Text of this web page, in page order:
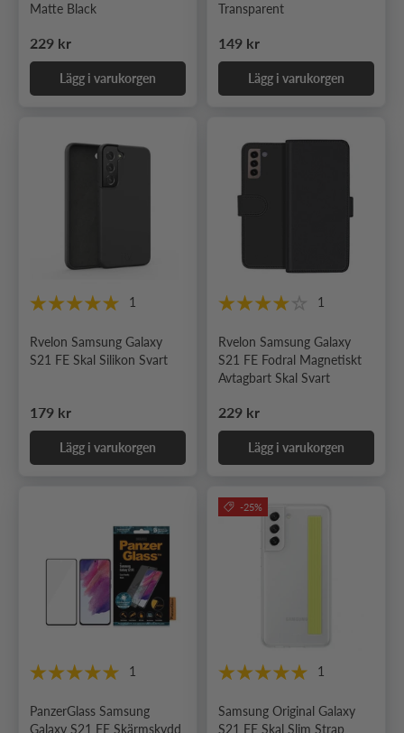
Matte Black
Ordinarie pris
229 kr
Lägg i varukorgen
Transparent
Ordinarie pris
149 kr
Lägg i varukorgen
1
Rvelon Samsung Galaxy
S21 FE Skal Silikon Svart
Ordinarie pris
179 kr
Lägg i varukorgen
1
Rvelon Samsung Galaxy
S21 FE Fodral Magnetiskt
Avtagbart Skal Svart
Ordinarie pris
229 kr
Lägg i varukorgen
1
PanzerGlass Samsung
Galaxy S21 FE Skärmskydd
-25%
1
Samsung Original Galaxy
S21 FE Skal Slim Strap